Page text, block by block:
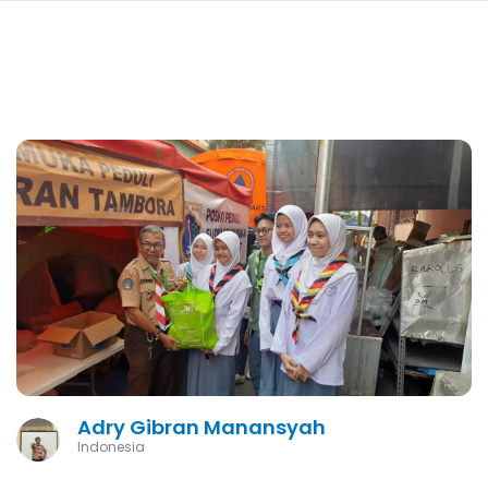
Adry Gibran Manansyah
Indonesia